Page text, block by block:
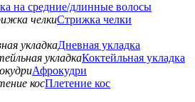
на средние/длинные волосы
Стрижка челки
Дневная укладка
Коктейльная укладка
Афрокудри
Плетение кос